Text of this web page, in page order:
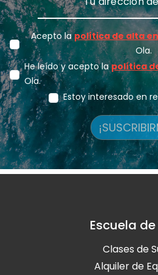
Acepto lapolítica de alta
Ola.
He leído y acepto lapolítica
Ola.
Estoy interesado en
Escuela de
Clases de
Alquiler de